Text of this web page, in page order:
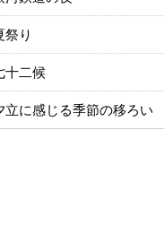
祭り
十二候
立に感じる季節の移ろい